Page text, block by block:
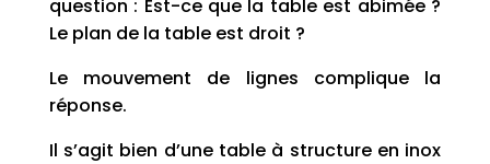
question : Est-ce que la table est abimée ?
Le plan de la table est droit ?
Le mouvement de lignes complique la
réponse.
Il s’agit bien d’une table à structure en inox